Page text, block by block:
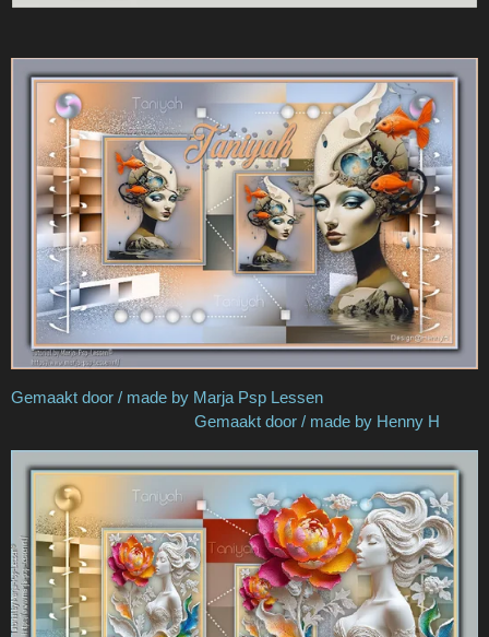
Gemaakt door / made by Marja Psp Lessen
Gemaakt door / made by Henny H